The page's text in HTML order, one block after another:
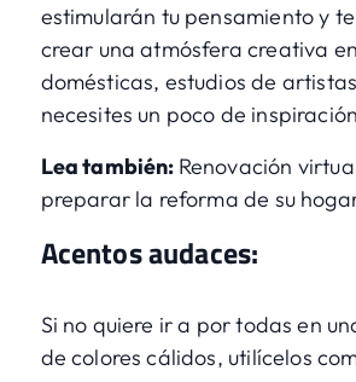
estimularán tu pensamiento y
crear una atmósfera creativa
domésticas, estudios de
necesites un poco de
Lea también: Renovación
preparar la reforma de su
Acentos audaces:
Si no quiere ir a por todas en
de colores cálidos, utilícelos